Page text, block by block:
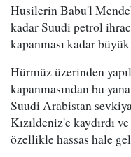
Husilerin Babu'l
kadar Suudi petrol
kapanması kadar
Hürmüz üzerinden
kapanmasından bu
Suudi Arabistan
Kızıldeniz'e kaydırdı
özellikle hassas hale